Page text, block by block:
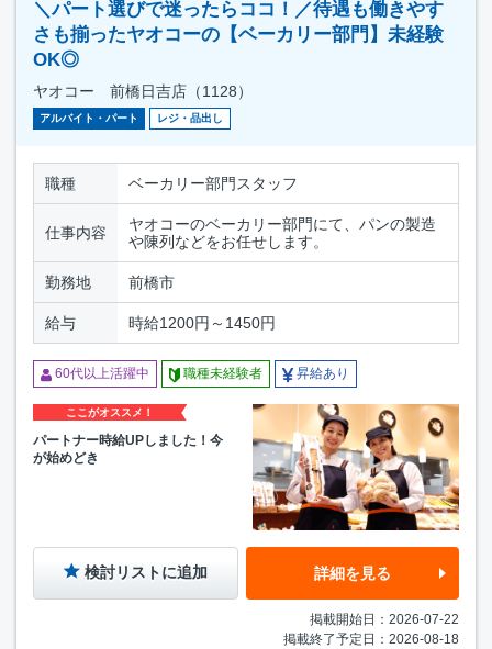
＼パート選びで迷ったらココ！／待遇も働きやす
さも揃ったヤオコーの【ベーカリー部門】未経験
OK◎
ヤオコー 前橋日吉店（1128）
アルバイト・パート レジ・品出し
職種 ベーカリー部門スタッフ
仕事内容
ヤオコーのベーカリー部門にて、パンの製造
や陳列などをお任せします。
勤務地 前橋市
給与 時給1200円～1450円
60代以上活躍中 職種未経験者 昇給あり
ここがオススメ！
パートナー時給UPしました！今
が始めどき
検討リストに追加 詳細を見る
掲載開始日：2026-07-22
掲載終了予定日：2026-08-18